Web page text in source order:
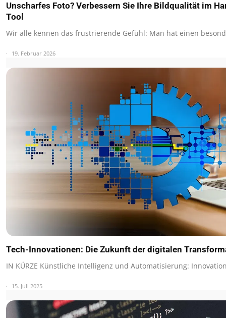
Unscharfes Foto? Verbessern Sie Ihre Bildqualität im
Tool
Wir alle kennen das frustrierende Gefühl: Man hat einen
19. Februar 2026
Tech-Innovationen: Die Zukunft der digitalen
IN KÜRZE Künstliche Intelligenz und Automatisierung:
15. Juli 2025